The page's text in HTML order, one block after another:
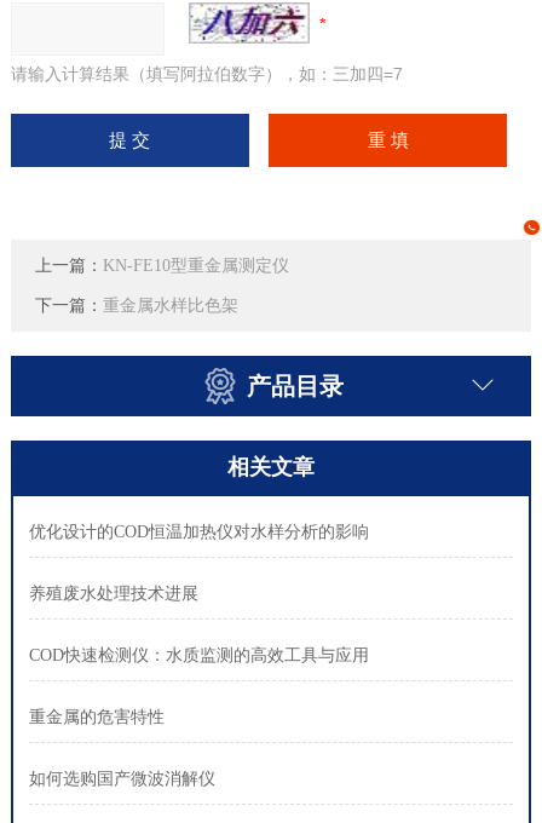
请输入计算结果（填写阿拉伯数字），如：三加四=7
上一篇： KN-FE10型重金属测定仪
下一篇： 重金属水样比色架
产品目录
相关文章
优化设计的COD恒温加热仪对水样分析的影响
养殖废水处理技术进展
COD快速检测仪：水质监测的高效工具与应用
重金属的危害特性
如何选购国产微波消解仪